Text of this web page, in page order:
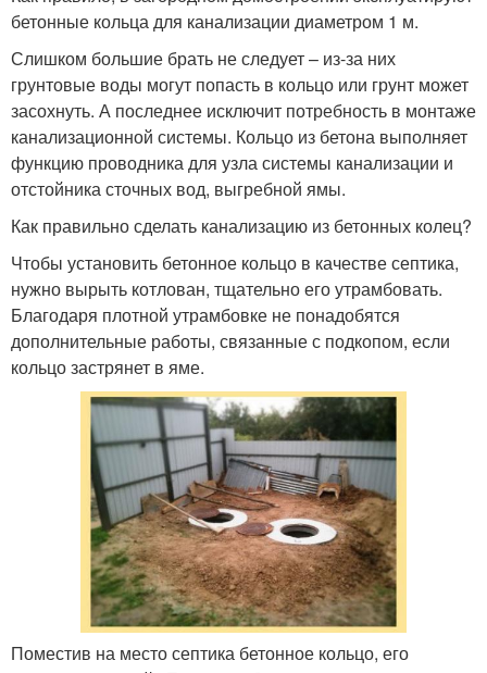
бетонные кольца для канализации диаметром 1 м.
Слишком большие брать не следует – из-за них
грунтовые воды могут попасть в кольцо или грунт может
засохнуть. А последнее исключит потребность в монтаже
канализационной системы. Кольцо из бетона выполняет
функцию проводника для узла системы канализации и
отстойника сточных вод, выгребной ямы.
Как правильно сделать канализацию из бетонных колец?
Чтобы установить бетонное кольцо в качестве септика,
нужно вырыть котлован, тщательно его утрамбовать.
Благодаря плотной утрамбовке не понадобятся
дополнительные работы, связанные с подкопом, если
кольцо застрянет в яме.
Поместив на место септика бетонное кольцо, его